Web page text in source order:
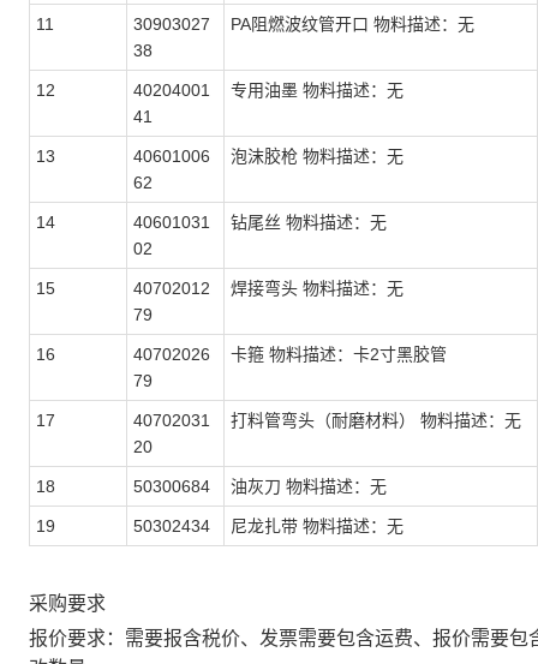
11
30903027
38
PA阻燃波纹管开口 物料描述：无
12
40204001
41
专用油墨 物料描述：无
13
40601006
62
泡沫胶枪 物料描述：无
14
40601031
02
钻尾丝 物料描述：无
15
40702012
79
焊接弯头 物料描述：无
16
40702026
79
卡箍 物料描述：卡2寸黑胶管
17
40702031
20
打料管弯头（耐磨材料） 物料描述：无
18 50300684 油灰刀 物料描述：无
19 50302434 尼龙扎带 物料描述：无
采购要求
报价要求：需要报含税价、发票需要包含运费、报价需要